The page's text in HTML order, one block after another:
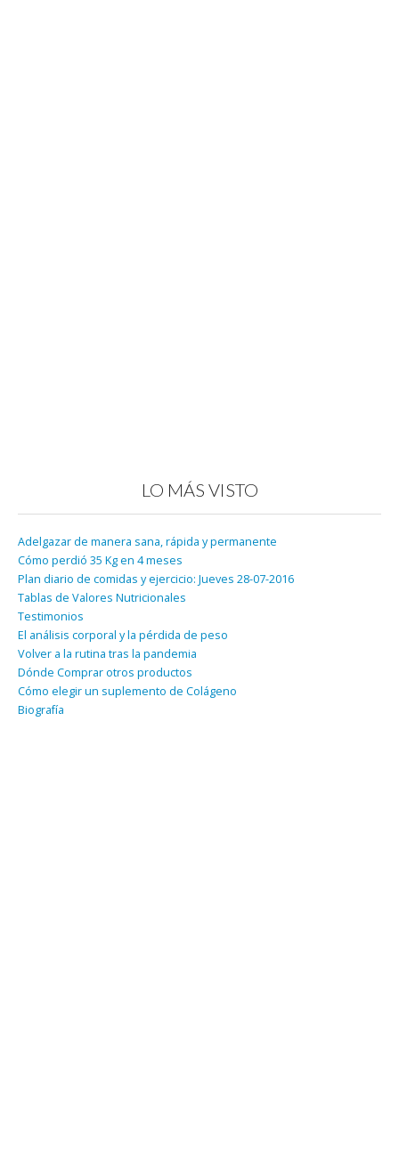
LO MÁS VISTO
Adelgazar de manera sana, rápida y permanente
Cómo perdió 35 Kg en 4 meses
Plan diario de comidas y ejercicio: Jueves 28-07-2016
Tablas de Valores Nutricionales
Testimonios
El análisis corporal y la pérdida de peso
Volver a la rutina tras la pandemia
Dónde Comprar otros productos
Cómo elegir un suplemento de Colágeno
Biografía